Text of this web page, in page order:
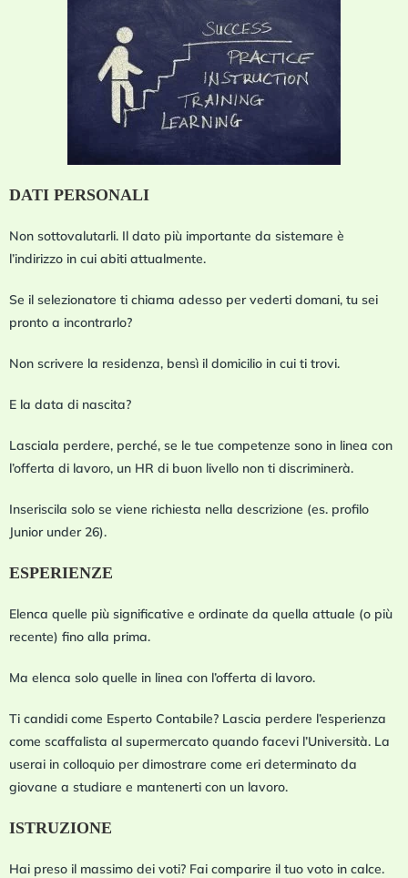
DATI PERSONALI
Non sottovalutarli. Il dato più importante da sistemare è
l’indirizzo in cui abiti attualmente.
Se il selezionatore ti chiama adesso per vederti domani, tu sei
pronto a incontrarlo?
Non scrivere la residenza, bensì il domicilio in cui ti trovi.
E la data di nascita?
Lasciala perdere, perché, se le tue competenze sono in linea con
l’offerta di lavoro, un HR di buon livello non ti discriminerà.
Inseriscila solo se viene richiesta nella descrizione (es. profilo
Junior under 26).
ESPERIENZE
Elenca quelle più significative e ordinate da quella attuale (o più
recente) fino alla prima.
Ma elenca solo quelle in linea con l’offerta di lavoro.
Ti candidi come Esperto Contabile? Lascia perdere l’esperienza
come scaffalista al supermercato quando facevi l’Università. La
userai in colloquio per dimostrare come eri determinato da
giovane a studiare e mantenerti con un lavoro.
ISTRUZIONE
Hai preso il massimo dei voti? Fai comparire il tuo voto in calce.